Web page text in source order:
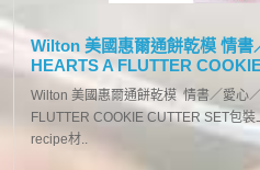
Wilton 美國惠爾通餅乾模 情書
HEARTS A FLUTTER
Wilton 美國惠爾通餅乾模 情書／愛心
FLUTTER COOKIE CUTTER SET包
recipe材..